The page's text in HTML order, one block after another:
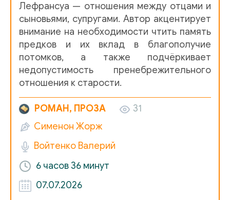
Лефрансуа — отношения между отцами и
сыновьями, супругами. Автор акцентирует
внимание на необходимости чтить память
предков и их вклад в благополучие
потомков, а также подчёркивает
недопустимость пренебрежительного
отношения к старости.
РОМАН, ПРОЗА
31
Сименон Жорж
Войтенко Валерий
6 часов36 минут
07.07.2026